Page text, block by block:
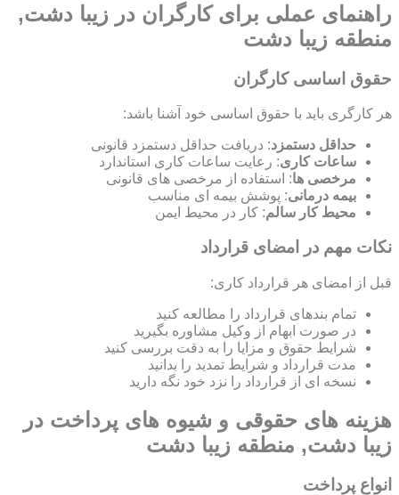
راهنمای عملی برای کارگران در زیبا دشت,
منطقه زیبا دشت
حقوق اساسی کارگران
هر کارگری باید با حقوق اساسی خود آشنا باشد:
حداقل دستمزد: دریافت حداقل دستمزد قانونی
ساعات کاری: رعایت ساعات کاری استاندارد
مرخصی ها: استفاده از مرخصی های قانونی
بیمه درمانی: پوشش بیمه ای مناسب
محیط کار سالم: کار در محیط ایمن
نکات مهم در امضای قرارداد
قبل از امضای هر قرارداد کاری:
تمام بندهای قرارداد را مطالعه کنید
در صورت ابهام از وکیل مشاوره بگیرید
شرایط حقوق و مزایا را به دقت بررسی کنید
مدت قرارداد و شرایط تمدید را بدانید
نسخه ای از قرارداد را نزد خود نگه دارید
هزینه های حقوقی و شیوه های پرداخت در
زیبا دشت, منطقه زیبا دشت
انواع پرداخت